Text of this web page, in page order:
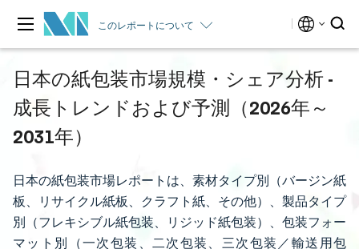
このレポートについて
日本の紙包装市場規模・シェア分析 -
成長トレンドおよび予測（2026年～
2031年）
日本の紙包装市場レポートは、素材タイプ別（バージン紙
板、リサイクル紙板、クラフト紙、その他）、製品タイプ
別（フレキシブル紙包装、リジッド紙包装）、包装フォー
マット別（一次包装、二次包装、三次包装／輸送用包